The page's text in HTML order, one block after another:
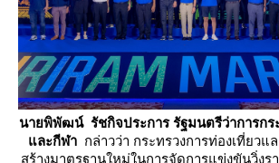
นายพิพัฒน์รัชกิจประการ รัฐมนตรีว่าการกร
ละกีฬา กล่าวว่า กระทรวงการท่องเที่ยวแ
สร้างมาตรฐานใหม่ในการจัดการแข่งขันวิ่งร